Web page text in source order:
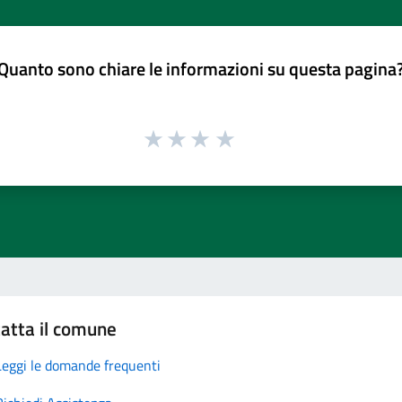
sono chiare le informazioni su questa
il comune
le domande frequenti